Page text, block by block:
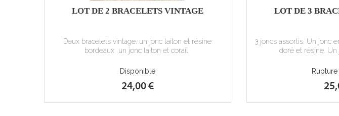
LOT DE 2 BRACELETS VINTAGE
Deux bracelets vintage. un jonc laiton et résine
bordeaux un jonc laiton et corail
Disponible
24,00 €
LOT DE 3
3 joncs assortis. Un jonc
doré et résine. Un